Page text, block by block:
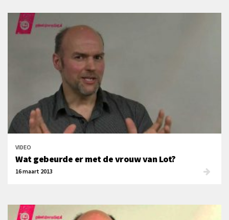
VIDEO
Wat gebeurde er met de vrouw van Lot?
16 maart 2013